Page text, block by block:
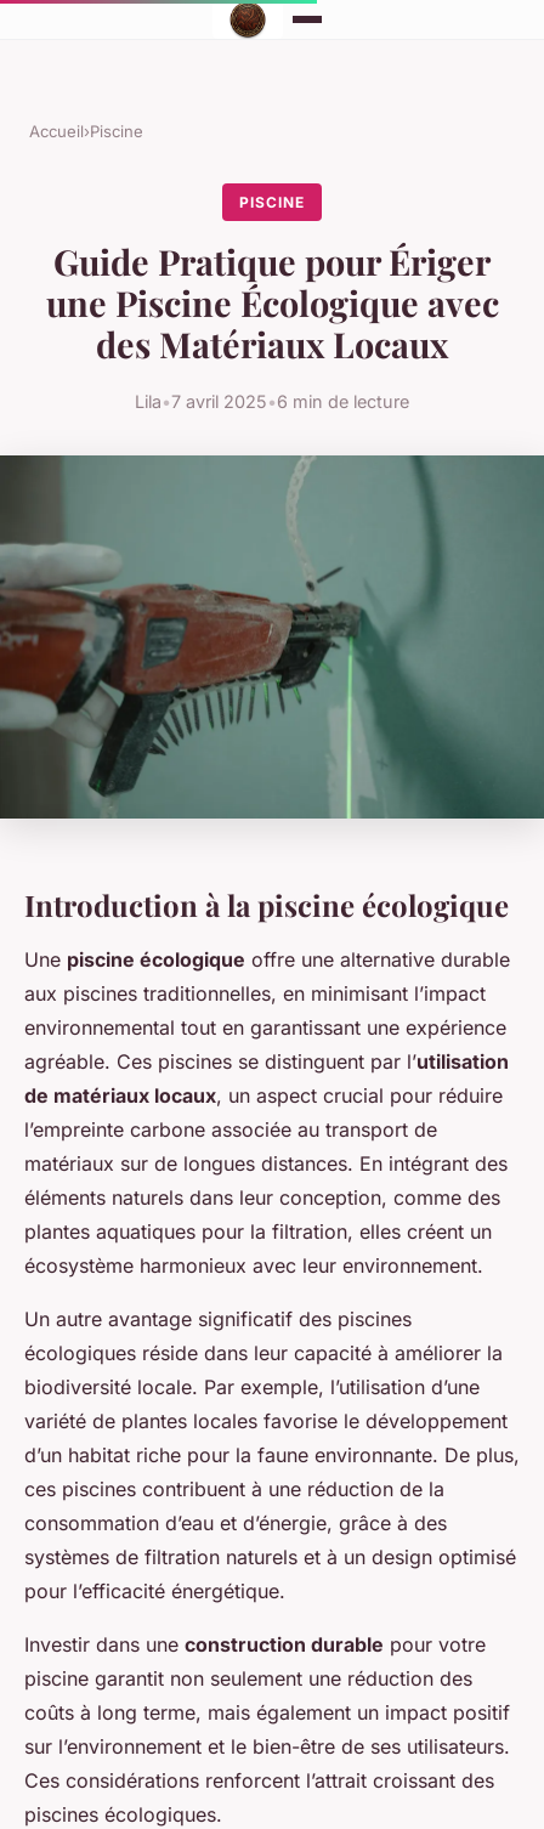
Accueil›Piscine
PISCINE
Guide Pratique pour Ériger
une Piscine Écologique avec
des Matériaux Locaux
Lila•7 avril 2025•6 min de lecture
Introduction à la piscine écologique
Une piscine écologique offre une alternative durable
aux piscines traditionnelles, en minimisant l’impact
environnemental tout en garantissant une expérience
agréable. Ces piscines se distinguent par l’utilisation
de matériaux locaux, un aspect crucial pour réduire
l’empreinte carbone associée au transport de
matériaux sur de longues distances. En intégrant des
éléments naturels dans leur conception, comme des
plantes aquatiques pour la filtration, elles créent un
écosystème harmonieux avec leur environnement.
Un autre avantage significatif des piscines
écologiques réside dans leur capacité à améliorer la
biodiversité locale. Par exemple, l’utilisation d’une
variété de plantes locales favorise le développement
d’un habitat riche pour la faune environnante. De plus,
ces piscines contribuent à une réduction de la
consommation d’eau et d’énergie, grâce à des
systèmes de filtration naturels et à un design optimisé
pour l’efficacité énergétique.
Investir dans une construction durable pour votre
piscine garantit non seulement une réduction des
coûts à long terme, mais également un impact positif
sur l’environnement et le bien-être de ses utilisateurs.
Ces considérations renforcent l’attrait croissant des
piscines écologiques.